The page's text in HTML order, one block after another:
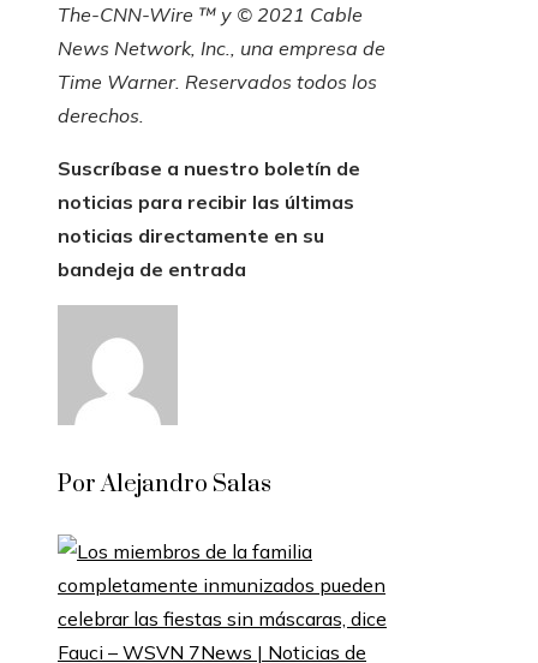
The-CNN-Wire ™ y © 2021 Cable
News Network, Inc., una empresa de
Time Warner. Reservados todos los
derechos.
Suscríbase a nuestro boletín de
noticias para recibir las últimas
noticias directamente en su
bandeja de entrada
Por Alejandro Salas